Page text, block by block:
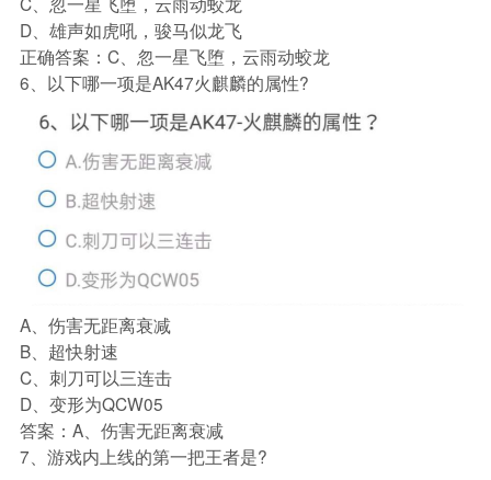
D、雄声如虎吼，骏马似龙飞
正确答案：C、忽一星飞堕，云雨动蛟龙
6、以下哪一项是AK47火麒麟的属性?
A、伤害无距离衰减
B、超快射速
C、刺刀可以三连击
D、变形为QCW05
答案：A、伤害无距离衰减
7、游戏内上线的第一把王者是?